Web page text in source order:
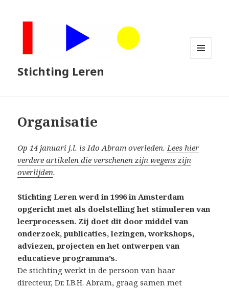
Stichting Leren
Organisatie
Op 14 januari j.l. is Ido Abram overleden.Lees hier
verdere artikelen die verschenen zijn wegens zijn
overlijden.
Stichting Leren werd in 1996 in Amsterdam
opgericht met als doelstelling het stimuleren van
leerprocessen. Zij doet dit door middel van
onderzoek, publicaties, lezingen, workshops,
adviezen, projecten en het ontwerpen van
educatieve programma’s.
De stichting werkt in de persoon van haar
directeur, Dr. I.B.H. Abram, graag samen met